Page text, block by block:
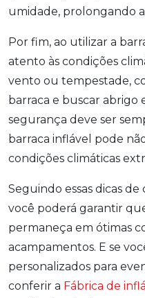
umidade, prolongando
Por fim, ao utilizar a
atento às condições
vento ou tempestade,
barraca e buscar abrigo
segurança deve ser
barraca inflável pode
condições climáticas
Seguindo essas dicas
você poderá garantir
permaneça em ótimas
acampamentos. E se
personalizados para
conferir a Fábrica de